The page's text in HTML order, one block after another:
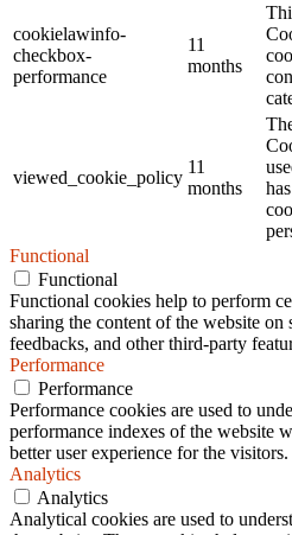
cookielawinfo-
checkbox-
performance
11
months
viewed_cookie_policy
11
months
Functional
Functional
Functional cookies help to perform
sharing the content of the website
feedbacks, and other third-party
Performance
Performance
Performance cookies are used to
performance indexes of the website
better user experience for the visitors.
Analytics
Analytics
Analytical cookies are used to